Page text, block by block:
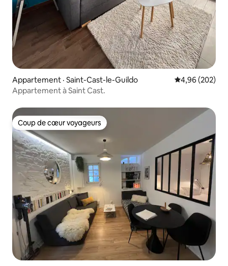
Appartement · Saint-Cast-le-Guildo Note
4,96 (202)
Appartement à Saint Cast.
Coup de cœur voyageurs
Coup de cœur voyageurs